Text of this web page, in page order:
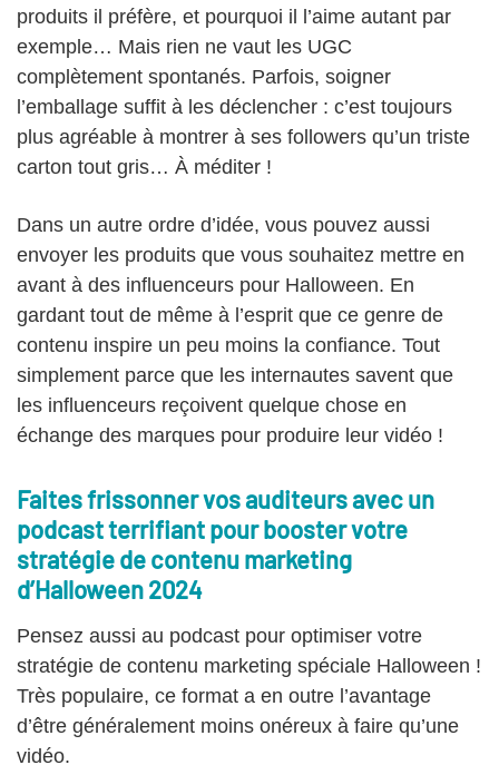
produits il préfère, et pourquoi il l’aime autant par
exemple… Mais rien ne vaut les UGC
complètement spontanés. Parfois, soigner
l’emballage suffit à les déclencher : c’est toujours
plus agréable à montrer à ses followers qu’un triste
carton tout gris… À méditer !
Dans un autre ordre d’idée, vous pouvez aussi
envoyer les produits que vous souhaitez mettre en
avant à des influenceurs pour Halloween. En
gardant tout de même à l’esprit que ce genre de
contenu inspire un peu moins la confiance. Tout
simplement parce que les internautes savent que
les influenceurs reçoivent quelque chose en
échange des marques pour produire leur vidéo !
Faites frissonner vos auditeurs avec un
podcast terrifiant pour booster votre
stratégie de contenu marketing
d’Halloween 2024
Pensez aussi au podcast pour optimiser votre
stratégie de contenu marketing spéciale Halloween !
Très populaire, ce format a en outre l’avantage
d’être généralement moins onéreux à faire qu’une
vidéo.